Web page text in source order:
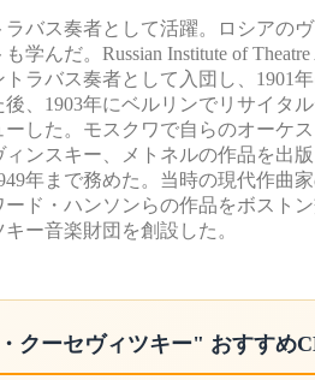
バス奏者として活躍。ロシアの
学んだ。Russian Institute of
ラバス奏者として入団し、1901
、1903年にベルリンでリサイタ
した。モスクワで自らのオーケ
ィンスキー、メトネルの作品を出
年まで務めた。当時の現代作曲
ド・ハンソンらの作品をボスト
ー音楽財団を創設した。
クーセヴィツキー" おすすめ